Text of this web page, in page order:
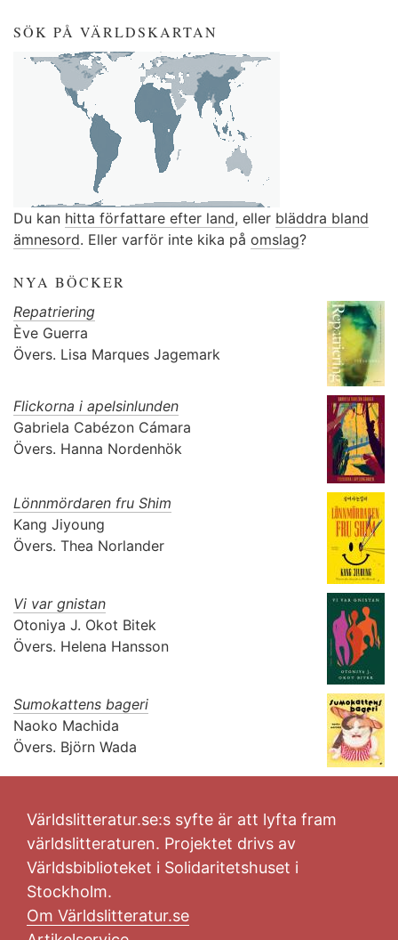
SÖK PÅ VÄRLDSKARTAN
Du kan hitta författare efter land, eller bläddra bland
ämnesord. Eller varför inte kika på omslag?
NYA BÖCKER
Repatriering
Ève Guerra
Övers. Lisa Marques Jagemark
Flickorna i apelsinlunden
Gabriela Cabézon Cámara
Övers. Hanna Nordenhök
Lönnmördaren fru Shim
Kang Jiyoung
Övers. Thea Norlander
Vi var gnistan
Otoniya J. Okot Bitek
Övers. Helena Hansson
Sumokattens bageri
Naoko Machida
Övers. Björn Wada
Världslitteratur.se:s syfte är att lyfta fram
världslitteraturen. Projektet drivs av
Världsbiblioteket i Solidaritetshuset i
Stockholm.
Om Världslitteratur.se